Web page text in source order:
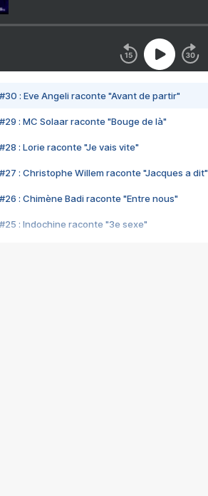
#30 : Eve Angeli raconte "Avant de partir"
#29 : MC Solaar raconte "Bouge de là"
#28 : Lorie raconte "Je vais vite"
#27 : Christophe Willem raconte "Jacques a dit"
#26 : Chimène Badi raconte "Entre nous"
#25 : Indochine raconte "3e sexe"